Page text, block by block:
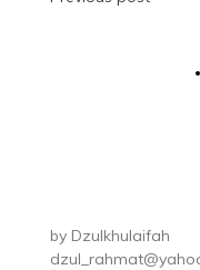
by Dzulkhulaifah